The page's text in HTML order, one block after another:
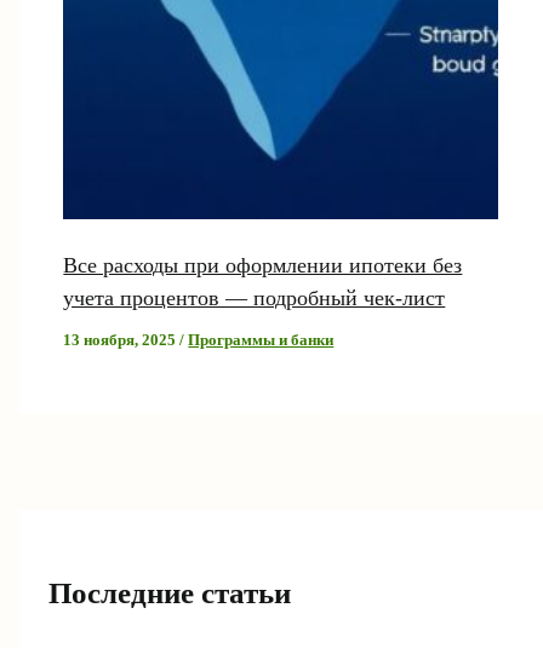
Последние статьи
Все расходы при оформлении ипотеки без
учета процентов — подробный чек-лист
13 ноября, 2025/Программы и банки